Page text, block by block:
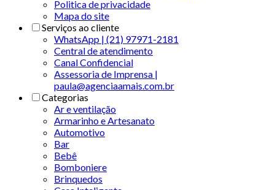
Politica de privacidade
Mapa do site
Serviços ao cliente
WhatsApp | (21) 97971-2181
Central de atendimento
Canal Confidencial
Assessoria de Imprensa |
paula@agenciaamais.com.br
Categorias
Ar e ventilação
Armarinho e Artesanato
Automotivo
Bar
Bebê
Bomboniere
Brinquedos